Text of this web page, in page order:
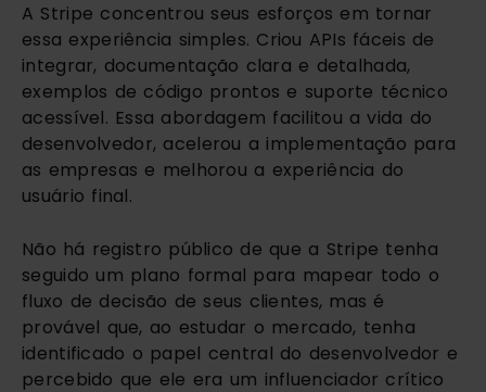
A Stripe concentrou seus esforços em tornar
essa experiência simples. Criou APIs fáceis de
integrar, documentação clara e detalhada,
exemplos de código prontos e suporte técnico
acessível. Essa abordagem facilitou a vida do
desenvolvedor, acelerou a implementação para
as empresas e melhorou a experiência do
usuário final.
Não há registro público de que a Stripe tenha
seguido um plano formal para mapear todo o
fluxo de decisão de seus clientes, mas é
provável que, ao estudar o mercado, tenha
identificado o papel central do desenvolvedor e
percebido que ele era um influenciador crítico